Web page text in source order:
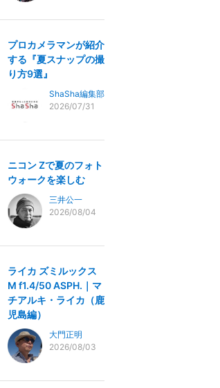
プロカメラマンが紹介
する『夏スナップの撮
り方9選』
ShaSha編集部
2026/07/31
ニコン Zで夏のフォト
ウォークを楽しむ
三井公一
2026/08/04
ライカ ズミルックス
M f1.4/50 ASPH.｜マ
チアルキ・ライカ（鹿
児島編）
大門正明
2026/08/03